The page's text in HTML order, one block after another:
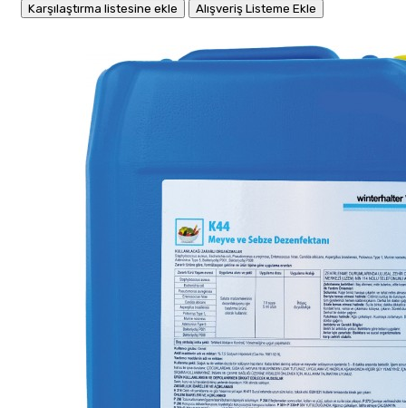
Karşılaştırma listesine ekle
Alışveriş Listeme Ekle